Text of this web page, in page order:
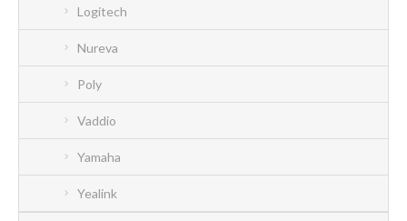
Logitech
Nureva
Poly
Vaddio
Yamaha
Yealink